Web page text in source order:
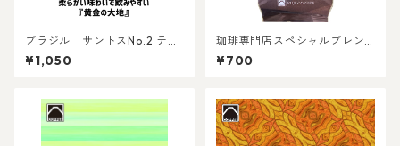
ブラジル サントスNo.2 テラ
デオーロ 150g
¥1,050
珈琲専門店スペシャルブレン
ド 150g 挽
¥700